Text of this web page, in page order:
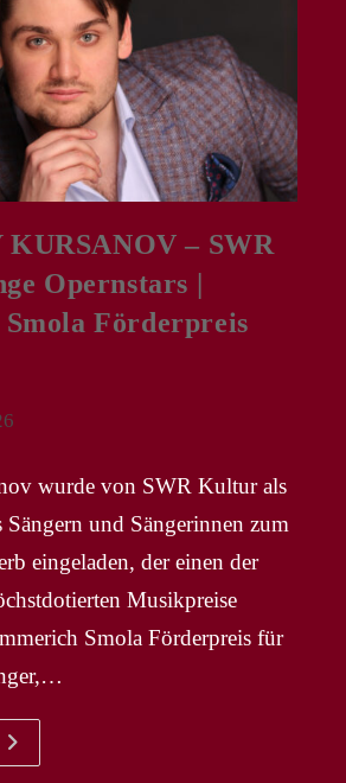
– SWR
Opernstars |
Förderpreis
wurde von SWR Kultur als
Sängern und Sängerinnen zum
eingeladen, der einen der
Musikpreise
Smola Förderpreis für
ALEKSEY
KURSANOV